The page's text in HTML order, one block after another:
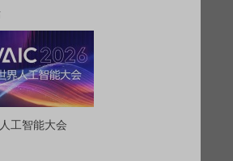
工智能大会